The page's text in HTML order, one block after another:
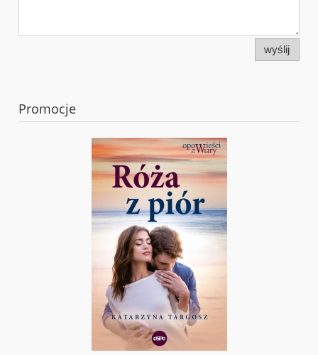
wyślij
Promocje